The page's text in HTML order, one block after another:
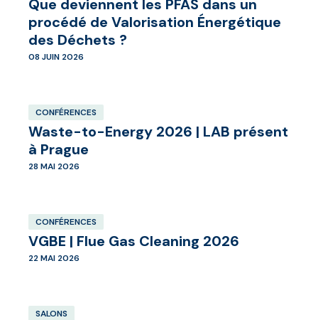
Que deviennent les PFAS dans un
procédé de Valorisation Énergétique
des Déchets ?
08 JUIN 2026
CONFÉRENCES
Waste-to-Energy 2026 | LAB présent
à Prague
28 MAI 2026
CONFÉRENCES
VGBE | Flue Gas Cleaning 2026
22 MAI 2026
SALONS